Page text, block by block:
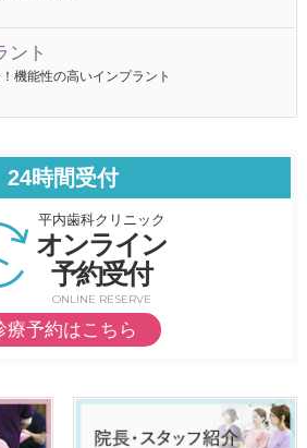
ント
機能性の高いインプラント
24時間受付
平内歯科クリニック
オンライン
予約受付
ONLINE RESERVE
療予約はこちら